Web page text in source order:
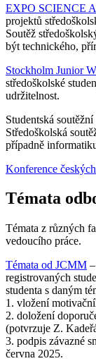
EXPO SCIENCE
projektů
Soutěž
být technického,
Stockholm Junior
středoškolské
udržitelnost.
Studentská
Středoškolská
případně
Konference
Témata
Témata z různých
vedoucího práce.
Témata od JCMM
registrovaných
studenta s daným
1. vložení
2. doložení
(potvrzuje Z.
3. podpis závazné
června 2025.